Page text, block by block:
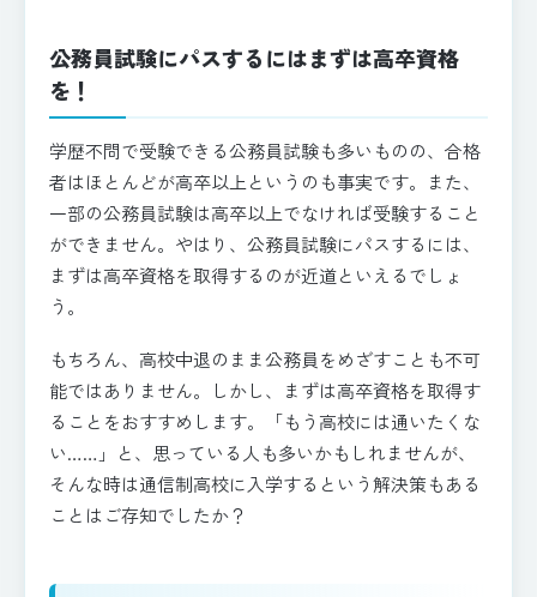
公務員試験にパスするにはまずは高卒資格
を！
学歴不問で受験できる公務員試験も多いものの、合格
者はほとんどが高卒以上というのも事実です。また、
一部の公務員試験は高卒以上でなければ受験すること
ができません。やはり、公務員試験にパスするには、
まずは高卒資格を取得するのが近道といえるでしょ
う。
もちろん、高校中退のまま公務員をめざすことも不可
能ではありません。しかし、まずは高卒資格を取得す
ることをおすすめします。「もう高校には通いたくな
い……」と、思っている人も多いかもしれませんが、
そんな時は通信制高校に入学するという解決策もある
ことはご存知でしたか？